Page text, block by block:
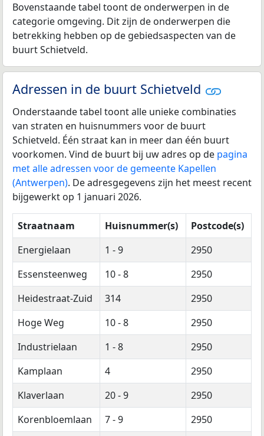
Bovenstaande tabel toont de onderwerpen in de
categorie omgeving. Dit zijn de onderwerpen die
betrekking hebben op de gebiedsaspecten van de
buurt Schietveld.
Adressen in de buurt Schietveld
Onderstaande tabel toont alle unieke combinaties
van straten en huisnummers voor de buurt
Schietveld. Één straat kan in meer dan één buurt
voorkomen. Vind de buurt bij uw adres op de pagina
met alle adressen voor de gemeente Kapellen
(Antwerpen). De adresgegevens zijn het meest recent
bijgewerkt op 1 januari 2026.
Straatnaam Huisnummer(s)
Postcode(s)
Energielaan
1 - 9
2950
Essensteenweg
10 - 8
2950
Heidestraat-Zuid
314
2950
Hoge Weg
10 - 8
2950
Industrielaan
1 - 8
2950
Kamplaan
4
2950
Klaverlaan
20 - 9
2950
Korenbloemlaan
7 - 9
2950